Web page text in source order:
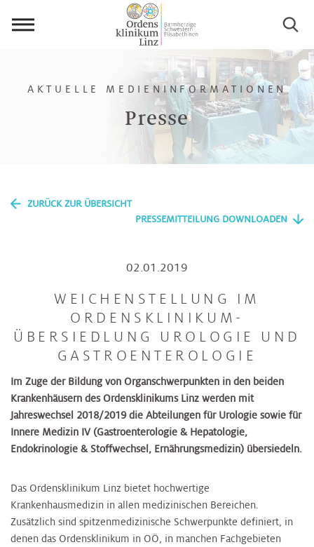
Presse
AKTUELLE MEDIENINFORMATIONEN
ZURÜCK ZUR ÜBERSICHT
PRESSEMITTEILUNG DOWNLOADEN
02.01.2019
WEICHENSTELLUNG IM
ORDENSKLINIKUM-
ÜBERSIEDLUNG UROLOGIE UND
GASTROENTEROLOGIE
Im Zuge der Bildung von Organschwerpunkten in den beiden
Krankenhäusern des Ordensklinikums Linz werden mit
Jahreswechsel 2018/2019 die Abteilungen für Urologie sowie für
Innere Medizin IV (Gastroenterologie & Hepatologie,
Endokrinologie & Stoffwechsel, Ernährungsmedizin) übersiedeln.
Das Ordensklinikum Linz bietet hochwertige
Krankenhausmedizin in allen medizinischen Bereichen.
Zusätzlich sind spitzenmedizinische Schwerpunkte definiert, in
denen das Ordensklinikum in OÖ, in manchen Fachgebieten